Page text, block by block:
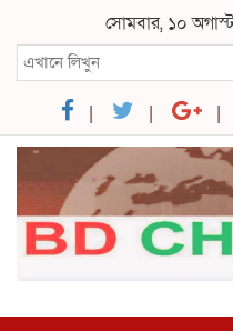
সোমবার, ১০